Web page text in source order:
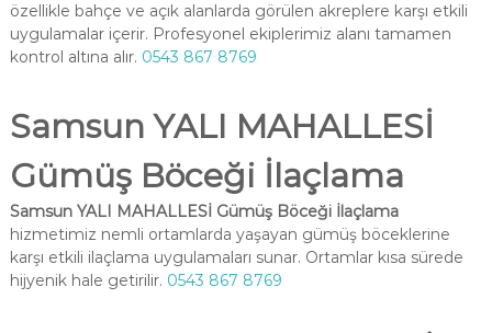
özellikle bahçe ve açık alanlarda görülen akreplere karşı etkili
uygulamalar içerir. Profesyonel ekiplerimiz alanı tamamen
kontrol altına alır. 0543 867 8769
Samsun YALI MAHALLESİ
Gümüş Böceği İlaçlama
Samsun YALI MAHALLESİ Gümüş Böceği İlaçlama
hizmetimiz nemli ortamlarda yaşayan gümüş böceklerine
karşı etkili ilaçlama uygulamaları sunar. Ortamlar kısa sürede
hijyenik hale getirilir. 0543 867 8769